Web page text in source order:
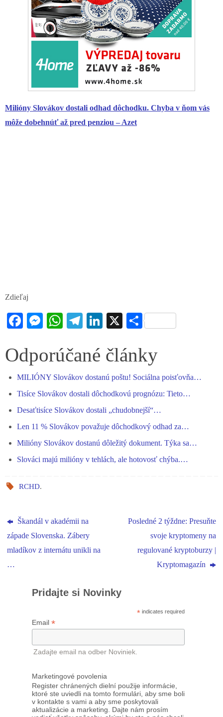
Milióny Slovákov dostali odhad dôchodku. Chyba v ňom vás
môže dobehnúť až pred penziou – Azet
Zdieľaj
Fa
bo
ok
M
se
er
W
ts
pp
Te
gr
m
Li
ed
X S
re
Odporúčané články
MILIÓNY Slovákov dostanú poštu! Sociálna poisťovňa…
Tisíce Slovákov dostali dôchodkovú prognózu: Tieto…
Desaťtisíce Slovákov dostali „chudobnejší“…
Len 11 % Slovákov považuje dôchodkový odhad za…
Milióny Slovákov dostanú dôležitý dokument. Týka sa…
Slováci majú milióny v tehlách, ale hotovosť chýba.…
RCHD.
Škandál v akadémii na
západe Slovenska. Zábery
mladíkov z internátu unikli na
…
Posledné 2 týždne: Presuňte
svoje kryptomeny na
regulované kryptoburzy |
Kryptomagazín
Pridajte si Novinky
* indicates required
Email *
Zadajte email na odber Noviniek.
Marketingové povolenia
Register chránených dielní použije informácie,
ktoré ste uviedli na tomto formulári, aby sme boli
v kontakte s vami a aby sme poskytovali
aktualizácie a marketing. Dajte nám prosím